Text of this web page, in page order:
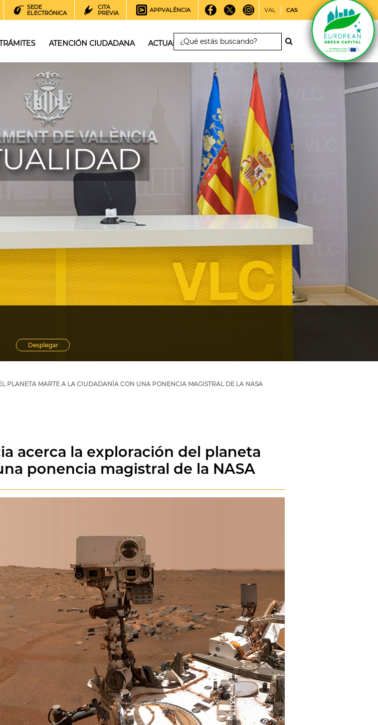
SEDE
ELECTRÓNICA
CITA
PREVIA
APPVALÈNCIA VAL CAS
ATENCIÓN CIUDADANA ACTUALIDAD
Desplegar
PLANETA MARTE A LA CIUDADANÍA CON UNA PONENCIA MAGISTRAL DE LA NASA
acerca la exploración del planeta
ponencia magistral de la NASA